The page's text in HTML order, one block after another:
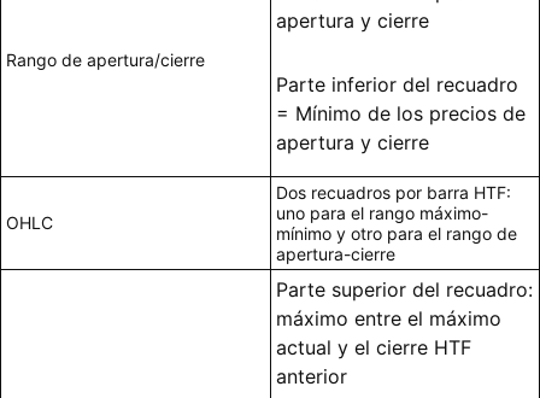
Rango de apertura/cierre
apertura y cierre
Parte inferior del recuadro
= Mínimo de los precios de
apertura y cierre
OHLC
Dos recuadros por barra HTF:
uno para el rango máximo-
mínimo y otro para el rango de
apertura-cierre
Parte superior del recuadro:
máximo entre el máximo
actual y el cierre HTF
anterior